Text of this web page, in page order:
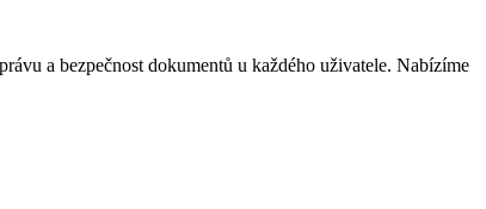
a bezpečnost dokumentů u každého uživatele. Nabízíme